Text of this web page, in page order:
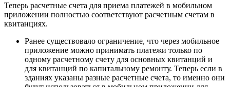
Теперь расчетные счета для приема платежей в мобильном
приложении полностью соответствуют расчетным счетам в
квитанциях.
Ранее существовало ограничение, что через мобильное
приложение можно принимать платежи только по
одному расчетному счету для основных квитанций и
для квитанций по капитальному ремонту. Теперь если в
зданиях указаны разные расчетные счета, то именно они